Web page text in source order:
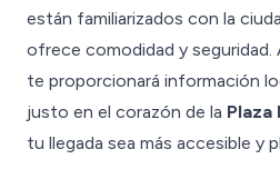
están familiarizados con la
ofrece comodidad y
te proporcionará información
justo en el corazón de la Plaza
tu llegada sea más accesible y